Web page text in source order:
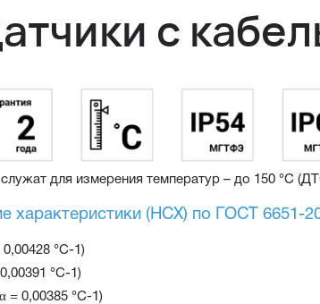
с
для измерения температур – до 150 °С
характеристики (НСХ) по ГОСТ 6651-
°С-1)
°С-1)
= 0,00385 °С-1)